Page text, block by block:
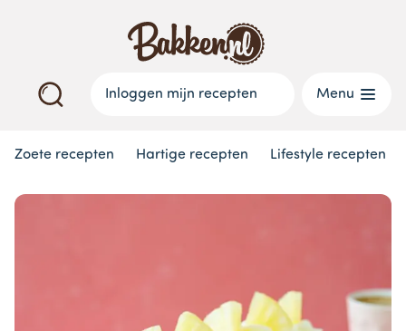
Inloggen mijn recepten Menu
Zoete recepten Hartige recepten Lifestyle recepten